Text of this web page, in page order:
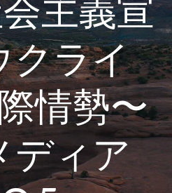
プ
主義宣
クライ
情勢〜
ディア